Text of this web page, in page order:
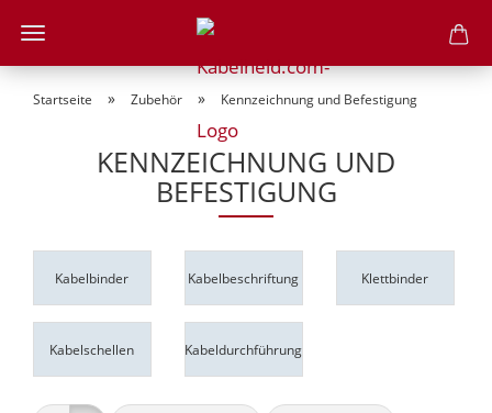
Startseite » Zubehör » Kennzeichnung und Befestigung
KENNZEICHNUNG UND
BEFESTIGUNG
Kabelbinder Kabelbeschriftung Klettbinder
Kabelschellen Kabeldurchführung